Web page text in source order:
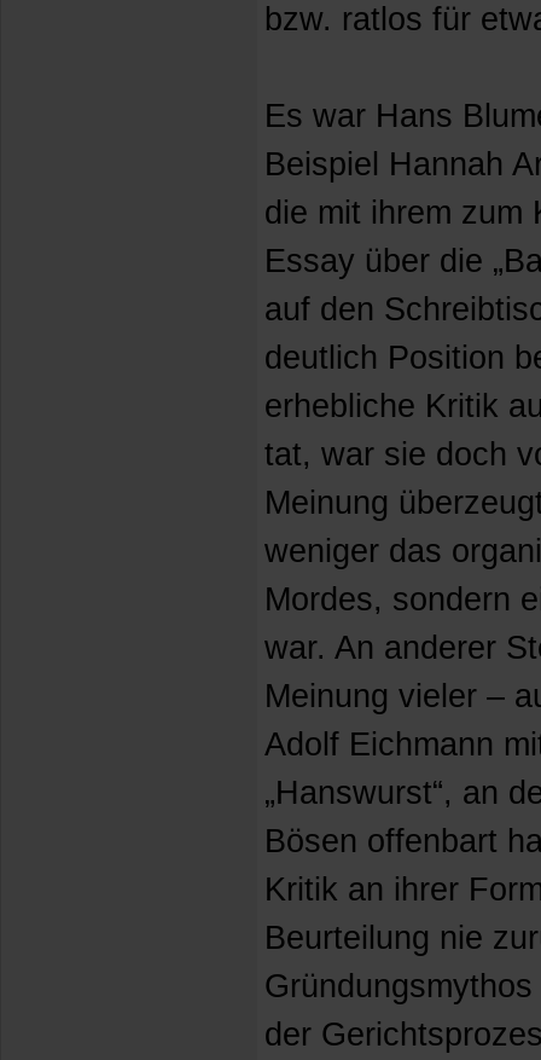
bzw. ratlos für
Es war Hans
Beispiel Hannah
die mit ihrem zum
Essay über die
auf den
deutlich Position
erhebliche Kritik
tat, war sie doch
Meinung
weniger das
Mordes, sondern
war. An anderer
Meinung vieler –
Adolf Eichmann
„Hanswurst“, an
Bösen offenbart
Kritik an ihrer
Beurteilung nie
der